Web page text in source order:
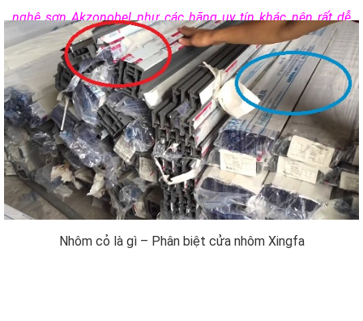
nghệ sơn Akzonobel như các hãng uy tín khác nên rất dễ
trầy tróc. Bên cạnh đó, nhôm kém chất lượng nên không
đảm bảo được độ bền và chống gỉ sét tốt.
Nhôm cỏ là gì – Phân biệt cửa nhôm Xingfa